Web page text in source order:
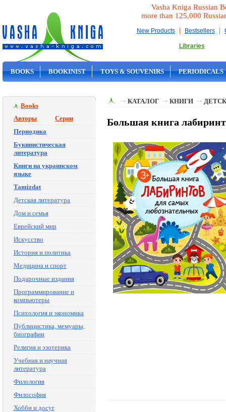
Vasha Kniga Russian
more than 125,000
New Products | Bestsellers |
Libraries
BOOKS BOOKINIST TOYS & SOUVENIRS PERIODICALS
Books
Авторы
Серии
Периодика
Букинистическая
литература
Книги на украинском
языке
Tamizdat
Детская литература
Дом и семья
Еврейский мир
Искусство
История и политика
Медицина и спорт
Подарочные издания
Программирование и
компьютеры
Психология и экономика
Публицистика, мемуары,
биографии
Религия и эзотерика
Учебная и научная
литература
Филология
Философия
Хобби и досуг
КАТАЛОГ КНИГИ
Большая книга